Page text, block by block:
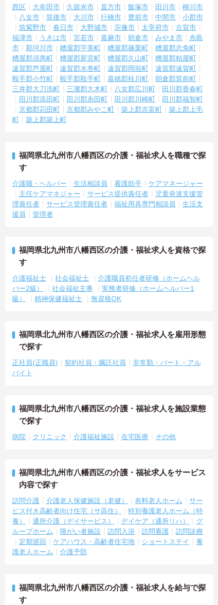
西区
大牟田市 久留米市 直方市 飯塚市 田川市
柳川市
八女市
筑後市 大川市 行橋市 豊前市 中間市
小郡市
筑紫野市
春日市 大野城市 宗像市 太宰府市
古賀市
福津市
うきは市 宮若市 嘉麻市 朝倉市 みやま市
糸島
市
那珂川市 糟屋郡宇美町 糟屋郡篠栗町
糟屋郡志免町
糟屋郡須惠町
糟屋郡新宮町 糟屋郡久山町
糟屋郡粕屋町
遠賀郡芦屋町
遠賀郡水巻町 遠賀郡岡垣町
遠賀郡遠賀町
鞍手郡小竹町
鞍手郡鞍手町 嘉穂郡桂川町
朝倉郡筑前町
三井郡大刀洗町
三潴郡大木町 八女郡広川町
田川郡香春町
田川郡添田町
田川郡糸田町 田川郡川崎町
田川郡福智町
京都郡苅田町
京都郡みやこ町 築上郡吉富町
築上郡上毛
町
築上郡築上町
福岡県北九州市八幡西区の介護・福祉求人を職種で探
す
介護職・ヘルパー 生活相談員 看護助手
ケアマネージャー
主任ケアマネジャー
サービス提供責任者
児童発達支援管
理責任者
サービス管理責任者 福祉用具専門相談員
生活支
援員
管理者
福岡県北九州市八幡西区の介護・福祉求人を資格で探
す
介護福祉士 社会福祉士
介護職員初任者研修（ホームヘル
パー2級）
社会福祉主事
実務者研修（ホームヘルパー1
級）
精神保健福祉士 無資格OK
福岡県北九州市八幡西区の介護・福祉求人を雇用形態
で探す
正社員(正職員) 契約社員・嘱託社員
非常勤・パート・アル
バイト
福岡県北九州市八幡西区の介護・福祉求人を施設業態
で探す
病院 クリニック 介護福祉施設 在宅医療 その他
福岡県北九州市八幡西区の介護・福祉求人をサービス
内容で探す
訪問介護 介護老人保健施設（老健） 有料老人ホーム
サー
ビス付き高齢者向け住宅（サ高住）
特別養護老人ホーム（特
養）
通所介護（デイサービス） デイケア（通所リハ）
グ
ループホーム
障がい者施設 訪問入浴 訪問看護
訪問診療
定期巡回
ケアハウス・高齢者住宅地 ショートステイ
養
護老人ホーム
介護予防
福岡県北九州市八幡西区の介護・福祉求人を給与で探
す